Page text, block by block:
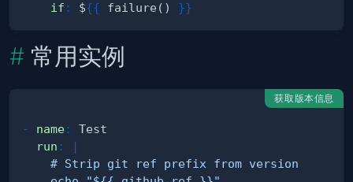
if : ${{ failure() }}
常用实例
获取版本信息
- name:
run :
|